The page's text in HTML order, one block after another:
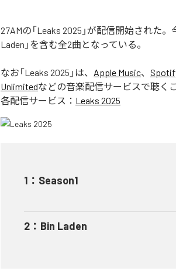
27AMの「Leaks 2025」が配信開始された
Laden」を含む全2曲となっている。
なお「Leaks 2025 」は、 Apple Music、
Unlimitedなどの音楽配信サービスで聴く
各配信サービス： Leaks 2025
1 ： Season1
2 ： Bin Laden